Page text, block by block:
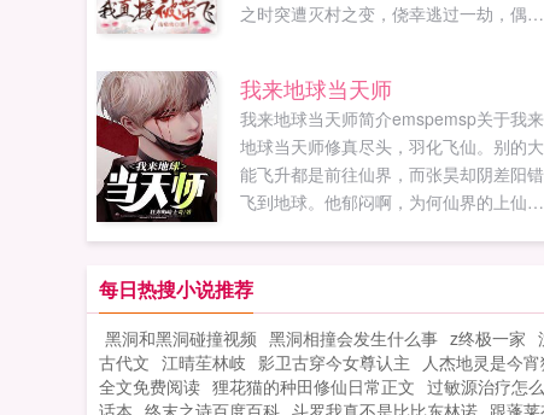
之时突遭灭村之变，侥幸逃过一劫，偶然
腿！大佬，求带飞！大佬，请带我飞升上
界！大佬，请带我成神！...
我来地球当天师
我来地球当天师简介emspemsp关于我来
地球当天师修真尽头，羽化飞仙。别的大
能飞升都是前往仙界，而张昊却阴差阳错
飞到地球。他郁闷啊，为何仙界的上仙和
每日热搜小说推荐
黑洞和黑洞碰撞视频 黑洞相撞会发生什么事 z终极一家
古代文 江晴苼林岐 影卫古穿今女尊认主 人杰地灵是今
全文免费阅读 狸花猫的种田修仙日常正文 过敏源治疗怎
话本 终末之诗百度百科 斗罗我真不是比比东林诺 跟蓬